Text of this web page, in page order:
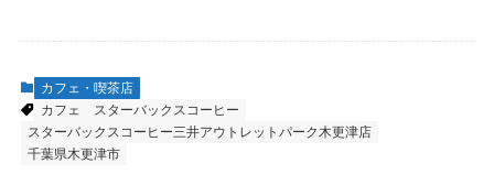
カフェ・喫茶店
カフェ
スターバックスコーヒー
スターバックスコーヒー三井アウトレットパーク木更津店
千葉県木更津市